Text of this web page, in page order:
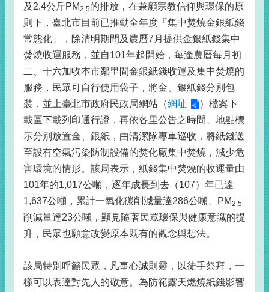
及2.4公斤PM2.5的排放，在兼顧宗教信仰與環保的原
則下，臺北市目前已推動全年度「集中焚燒金銀紙錢
常態化」，除清明期間及農曆7月提供金銀紙錢集中
焚燒收運服務，並自101年起開始，每逢農曆每月初
二、十六加收本市鄰里間金銀紙錢收運及集中焚燒的
服務，民眾可自行使用袋子，將金、銀紙錢分別包
裝，並上臺北市政府民政局網站（網址
）檔案下
載區下載列印通行證，再依各里公告之時間、地點標
示分別放置金、銀紙，由清潔隊專車巡收，將紙錢送
至設有空氣污染防制設備的焚化廠集中焚燒，減少危
害環境的情形。該局表示，紙錢集中焚燒的收運量由
101年的1,017公噸，逐年成長到去（107）年已達
1,637公噸，累計一氧化碳削減量達286公噸、PM2.5
削減量達23公噸，顯見隨著民眾環保與健康意識的提
升，民眾也願意改變原本既有的觀念與想法。
該局特別呼籲民眾，凡事心誠則靈，以徒手祭拜，一
樣可以表達對先人的敬意。為防範露天燃燒紙錢影響